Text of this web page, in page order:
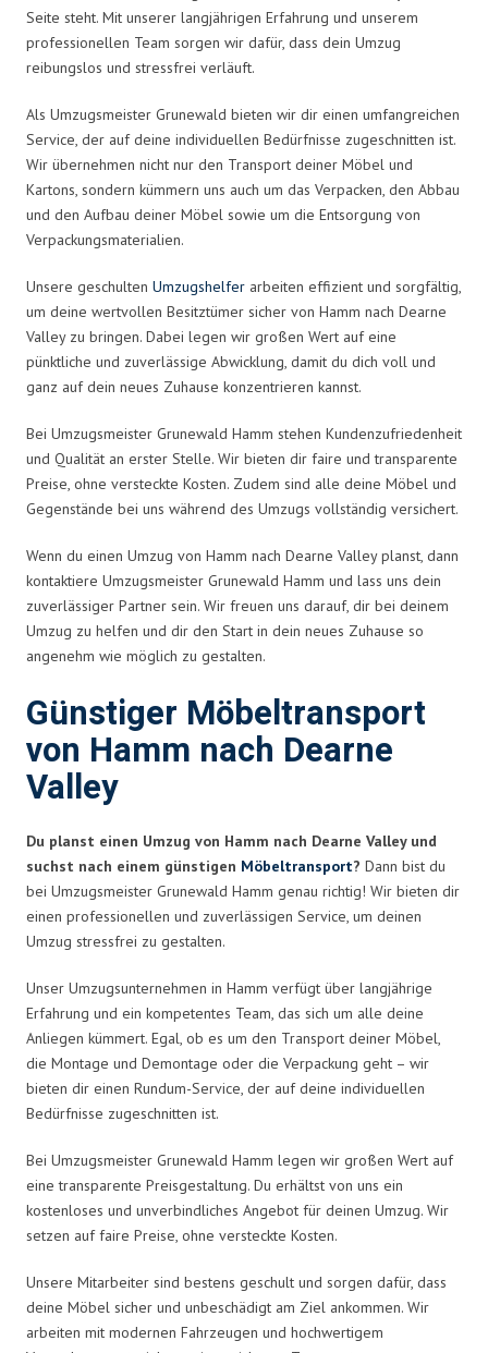
Seite steht. Mit unserer langjährigen Erfahrung und unserem
professionellen Team sorgen wir dafür, dass dein Umzug
reibungslos und stressfrei verläuft.
Als Umzugsmeister Grunewald bieten wir dir einen umfangreichen
Service, der auf deine individuellen Bedürfnisse zugeschnitten ist.
Wir übernehmen nicht nur den Transport deiner Möbel und
Kartons, sondern kümmern uns auch um das Verpacken, den Abbau
und den Aufbau deiner Möbel sowie um die Entsorgung von
Verpackungsmaterialien.
Unsere geschulten Umzugshelfer arbeiten effizient und sorgfältig,
um deine wertvollen Besitztümer sicher von Hamm nach Dearne
Valley zu bringen. Dabei legen wir großen Wert auf eine
pünktliche und zuverlässige Abwicklung, damit du dich voll und
ganz auf dein neues Zuhause konzentrieren kannst.
Bei Umzugsmeister Grunewald Hamm stehen Kundenzufriedenheit
und Qualität an erster Stelle. Wir bieten dir faire und transparente
Preise, ohne versteckte Kosten. Zudem sind alle deine Möbel und
Gegenstände bei uns während des Umzugs vollständig versichert.
Wenn du einen Umzug von Hamm nach Dearne Valley planst, dann
kontaktiere Umzugsmeister Grunewald Hamm und lass uns dein
zuverlässiger Partner sein. Wir freuen uns darauf, dir bei deinem
Umzug zu helfen und dir den Start in dein neues Zuhause so
angenehm wie möglich zu gestalten.
Günstiger Möbeltransport
von Hamm nach Dearne
Valley
Du planst einen Umzug von Hamm nach Dearne Valley und
suchst nach einem günstigen Möbeltransport? Dann bist du
bei Umzugsmeister Grunewald Hamm genau richtig! Wir bieten dir
einen professionellen und zuverlässigen Service, um deinen
Umzug stressfrei zu gestalten.
Unser Umzugsunternehmen in Hamm verfügt über langjährige
Erfahrung und ein kompetentes Team, das sich um alle deine
Anliegen kümmert. Egal, ob es um den Transport deiner Möbel,
die Montage und Demontage oder die Verpackung geht – wir
bieten dir einen Rundum-Service, der auf deine individuellen
Bedürfnisse zugeschnitten ist.
Bei Umzugsmeister Grunewald Hamm legen wir großen Wert auf
eine transparente Preisgestaltung. Du erhältst von uns ein
kostenloses und unverbindliches Angebot für deinen Umzug. Wir
setzen auf faire Preise, ohne versteckte Kosten.
Unsere Mitarbeiter sind bestens geschult und sorgen dafür, dass
deine Möbel sicher und unbeschädigt am Ziel ankommen. Wir
arbeiten mit modernen Fahrzeugen und hochwertigem